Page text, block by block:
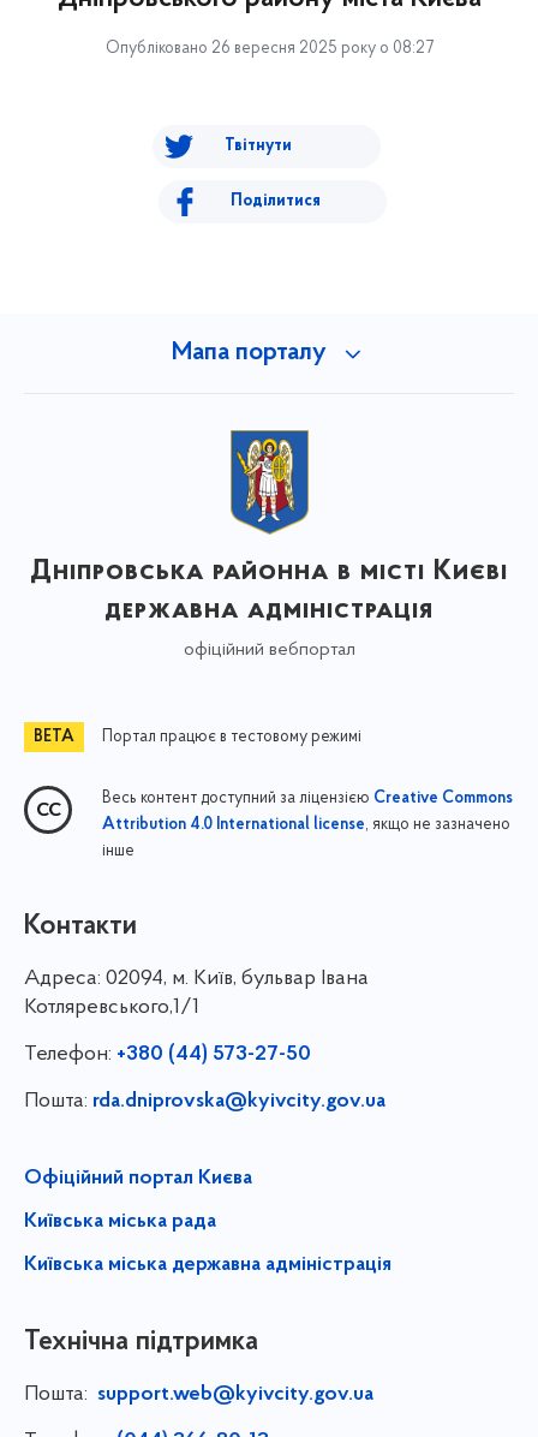
Опубліковано 26 вересня 2025 року о 08:27
Твітнути
Поділитися
Мапа порталу
Дніпровська районна в місті Києві
державна адміністрація
офіційний вебпортал
Портал працює в тестовому режимі
Весь контент доступний за ліцензією Creative Commons
Attribution 4.0 International license, якщо не зазначено
інше
Контакти
Адреса: 02094, м. Київ, бульвар Івана
Котляревського,1/1
Телефон: +380 (44) 573-27-50
Пошта: rda.dniprovska@kyivcity.gov.ua
Офіційний портал Києва
Київська міська рада
Київська міська державна адміністрація
Технічна підтримка
Пошта: support.web@kyivcity.gov.ua